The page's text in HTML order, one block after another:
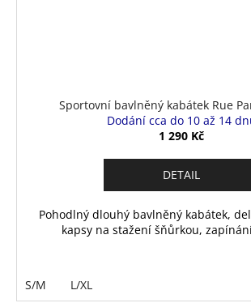
Sportovní bavlněný kabátek Rue
Dodání cca do 10 až 14
1 290 Kč
DETAIL
Pohodlný dlouhý bavlněný kabátek,
kapsy na stažení šňůrkou,
S/M L/XL